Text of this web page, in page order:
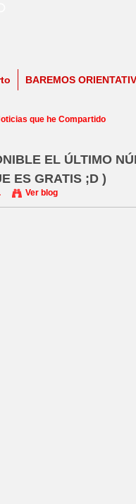
BAREMOS
que he Compartido
EL ÚLTIMO
ES GRATIS ;D )
Ver blog